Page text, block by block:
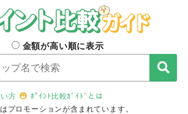
金額が高い順に表示
方
ﾎﾟｲﾝﾄ比較ｶﾞｲﾄﾞとは
プロモーションが含まれています。